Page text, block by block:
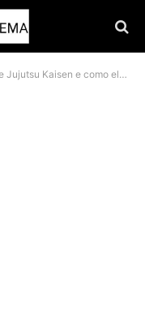
como elas ganharam vida no anime